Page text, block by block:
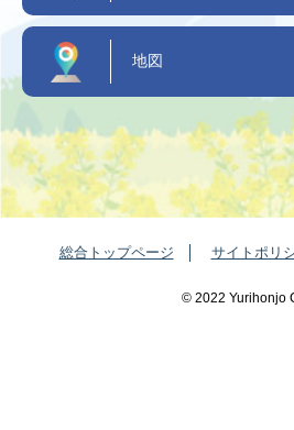
地図
総合トップページ サイトポリ
©️ 2022 Yurihonjo